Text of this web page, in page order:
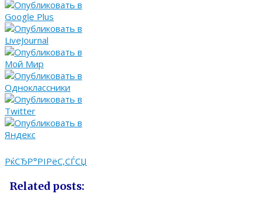
РќСЂР°РІРёС‚СЃСЏ
Related posts: